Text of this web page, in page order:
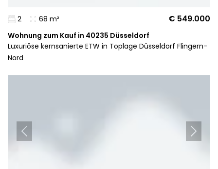
2 68 m² € 549.000
Wohnung zum Kauf in 40235 Düsseldorf
Luxuriöse kernsanierte ETW in Toplage Düsseldorf Flingern-
Nord